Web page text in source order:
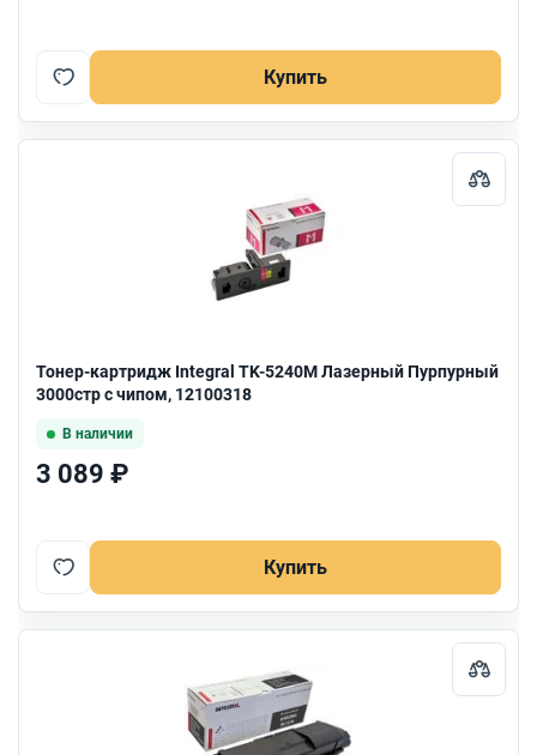
Купить
Тонер-картридж Integral TK-5240M Лазерный Пурпурный
3000стр с чипом, 12100318
В наличии
3 089 ₽
Купить